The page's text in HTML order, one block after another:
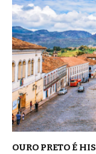
OURO PRETO É